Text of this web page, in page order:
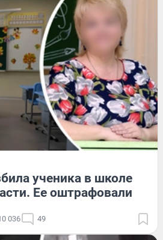
ученика в школе
Ее оштрафовали
036 49